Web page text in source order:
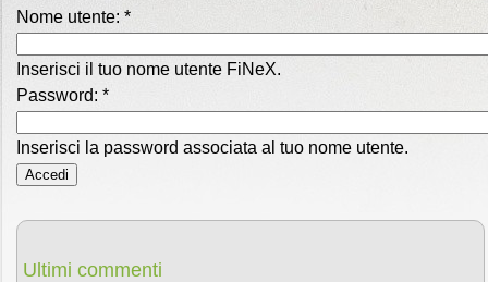
Nome utente: *
Inserisci il tuo nome utente FiNeX.
Password: *
Inserisci la password associata al tuo nome utente.
Ultimi commenti